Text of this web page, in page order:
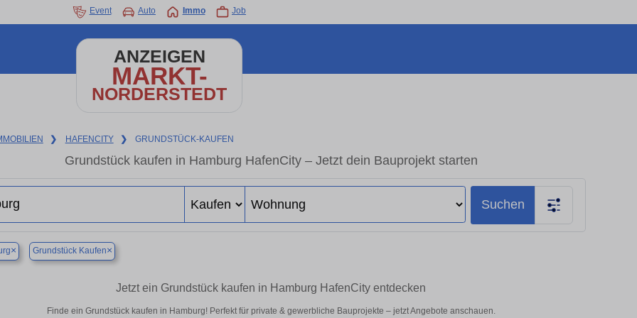
Event Auto Immo Job
ANZEIGEN
MARKT-
NORDERSTEDT
❯ HAFENCITY ❯ GRUNDSTÜCK-KAUFEN
Grundstück kaufen in Hamburg HafenCity – Jetzt dein Bauprojekt starten
Suchen
× Grundstück Kaufen×
Jetzt ein Grundstück kaufen in Hamburg HafenCity entdecken
Finde ein Grundstück kaufen in Hamburg! Perfekt für private & gewerbliche Bauprojekte – jetzt Angebote anschauen.